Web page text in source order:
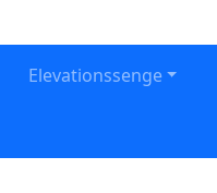
Elevationssenge